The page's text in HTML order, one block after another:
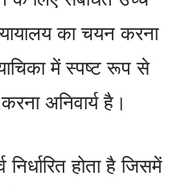
का चयन करना
में स्पष्ट रूप से
अनिवार्य है।
होता है जिसमें